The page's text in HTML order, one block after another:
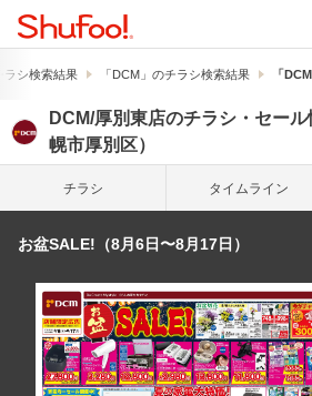
ラシ検索結果 「DCM」のチラシ検索結果 「
DCM/厚別東店のチラシ・セー
幌市厚別区）
チラシ タイム ライン
お盆SALE!（8月6日〜8月17日）